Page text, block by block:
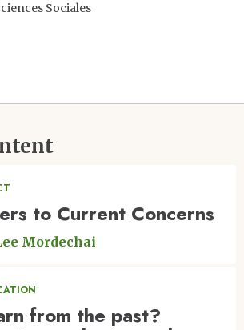
Sociales
to Current Concerns
Mordechai
from the past?